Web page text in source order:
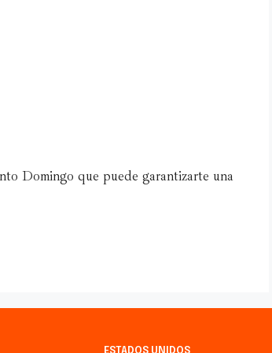
Domingo que puede garantizarte una